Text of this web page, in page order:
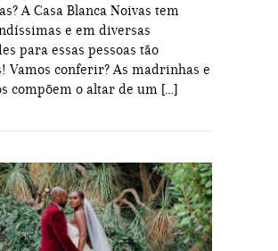
A Casa Blanca Noivas tem
e em diversas
para essas pessoas tão
Vamos conferir? As madrinhas e
compõem o altar de um […]